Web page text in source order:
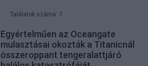
Találatok száma: 7
Egyértelműen az Oceangate
mulasztásai okozták a Titanicnál
összeroppant tengeralattjáró